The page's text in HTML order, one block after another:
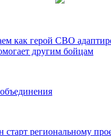
как герой СВО
другим бойцам
региональному